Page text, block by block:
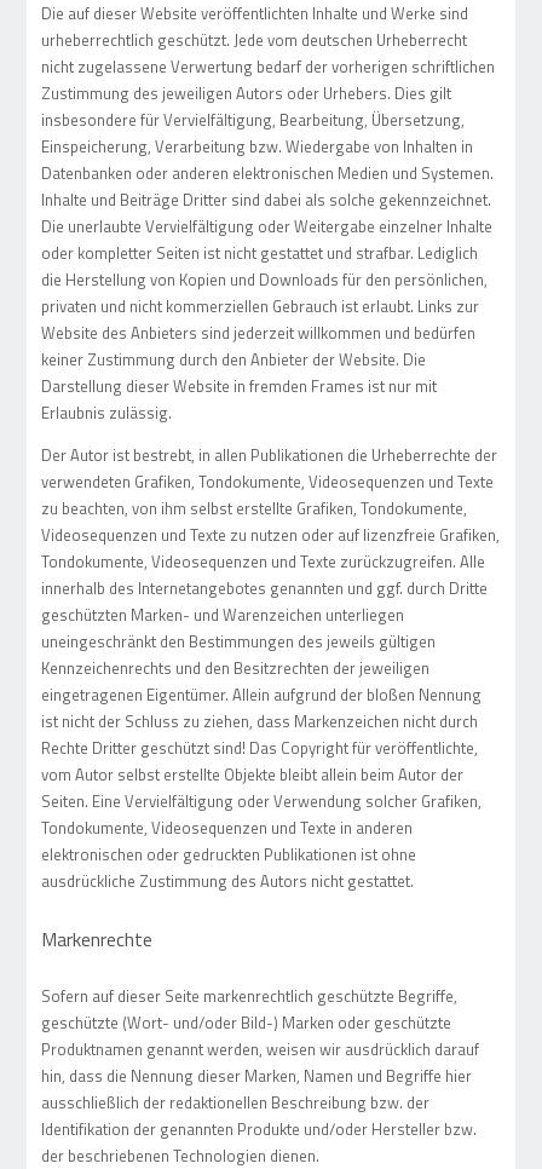
Die auf dieser Website veröffentlichten Inhalte und Werke sind
urheberrechtlich geschützt. Jede vom deutschen Urheberrecht
nicht zugelassene Verwertung bedarf der vorherigen schriftlichen
Zustimmung des jeweiligen Autors oder Urhebers. Dies gilt
insbesondere für Vervielfältigung, Bearbeitung, Übersetzung,
Einspeicherung, Verarbeitung bzw. Wiedergabe von Inhalten in
Datenbanken oder anderen elektronischen Medien und Systemen.
Inhalte und Beiträge Dritter sind dabei als solche gekennzeichnet.
Die unerlaubte Vervielfältigung oder Weitergabe einzelner Inhalte
oder kompletter Seiten ist nicht gestattet und strafbar. Lediglich
die Herstellung von Kopien und Downloads für den persönlichen,
privaten und nicht kommerziellen Gebrauch ist erlaubt. Links zur
Website des Anbieters sind jederzeit willkommen und bedürfen
keiner Zustimmung durch den Anbieter der Website. Die
Darstellung dieser Website in fremden Frames ist nur mit
Erlaubnis zulässig.
Der Autor ist bestrebt, in allen Publikationen die Urheberrechte der
verwendeten Grafiken, Tondokumente, Videosequenzen und Texte
zu beachten, von ihm selbst erstellte Grafiken, Tondokumente,
Videosequenzen und Texte zu nutzen oder auf lizenzfreie Grafiken,
Tondokumente, Videosequenzen und Texte zurückzugreifen. Alle
innerhalb des Internetangebotes genannten und ggf. durch Dritte
geschützten Marken- und Warenzeichen unterliegen
uneingeschränkt den Bestimmungen des jeweils gültigen
Kennzeichenrechts und den Besitzrechten der jeweiligen
eingetragenen Eigentümer. Allein aufgrund der bloßen Nennung
ist nicht der Schluss zu ziehen, dass Markenzeichen nicht durch
Rechte Dritter geschützt sind! Das Copyright für veröffentlichte,
vom Autor selbst erstellte Objekte bleibt allein beim Autor der
Seiten. Eine Vervielfältigung oder Verwendung solcher Grafiken,
Tondokumente, Videosequenzen und Texte in anderen
elektronischen oder gedruckten Publikationen ist ohne
ausdrückliche Zustimmung des Autors nicht gestattet.
Markenrechte
Sofern auf dieser Seite markenrechtlich geschützte Begriffe,
geschützte (Wort- und/oder Bild-) Marken oder geschützte
Produktnamen genannt werden, weisen wir ausdrücklich darauf
hin, dass die Nennung dieser Marken, Namen und Begriffe hier
ausschließlich der redaktionellen Beschreibung bzw. der
Identifikation der genannten Produkte und/oder Hersteller bzw.
der beschriebenen Technologien dienen.